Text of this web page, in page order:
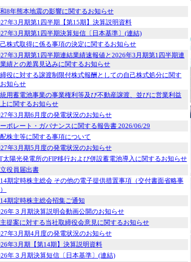
8年熊本地震の影響に関するお知らせ
年3月期第1四半期【第15期】決算説明資料
年3月期第1四半期決算短信〔日本基準〕(連結)
株式取得に係る事項の決定に関するお知らせ
年3月期第1四半期連結業績速報値と2026年3月期第1四半期連
績との差異見込みに関するお知らせ
役に対する譲渡制限付株式報酬としての自己株式処分に関す
知らせ
用蓄電池事業の事業権利等及び不動産譲渡、並びに営業利益
に関するお知らせ
年3月期6月度の発電状況のお知らせ
ポレート・ガバナンスに関する報告書 2026/06/29
株主等に関する事項について
年3月期5月度の発電状況のお知らせ
太陽光発電所のFIP移行および併設蓄電池導入に関するお知らせ
役員届出書
期定時株主総会 その他の電子提供措置事項（交付書面省略事
期定時株主総会招集ご通知
年３月期決算説明会動画公開のお知らせ
提案に対する当社取締役会意見に関するお知らせ
年3月期4月度の発電状況のお知らせ
年3月期【第14期】決算説明資料
年３月期決算短信〔日本基準〕(連結)